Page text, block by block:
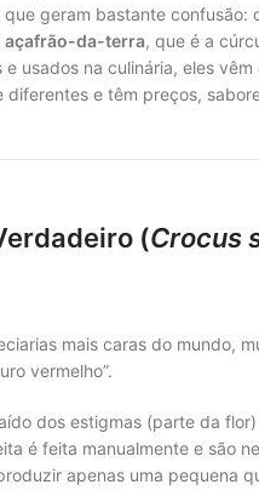
geram bastante confusão:
açafrão-da-terra, que é a
e usados na culinária, eles
diferentes e têm preços,
(Crocus
mais caras do mundo,
vermelho”.
dos estigmas (parte da
é feita manualmente e são
apenas uma pequena